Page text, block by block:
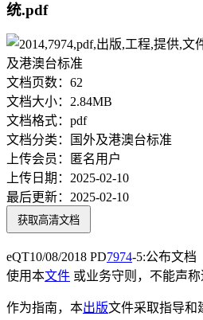
统.pdf
文档页数： 62
文档大小： 2.84MB
文档格式： pdf
文档分类：
国外及港澳台标准
上传会员：
匿名用户
上传日期： 2025-02-10
最后更新： 2025-02-10
获取高清文档
eQT10/08/2018 PD7974-5:公布文档
使用本文件 或业务守则，不能声称
作为指南，本出版文件采取指导和